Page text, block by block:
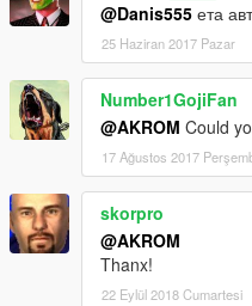
@Danis555 ета
25 Haziran 2017 Pazar
Number1GojiFan
@AKROM Could
17 Ağustos 2017
skorpro
@AKROM
Thanx!
22 Eylül 2018 Cumartesi